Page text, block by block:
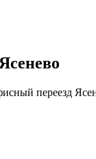
переезд